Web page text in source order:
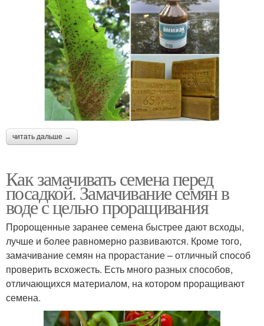
читать дальше →
Как замачивать семена перед
посадкой. Замачивание семян в
воде с целью проращивания
Пророщенные заранее семена быстрее дают всходы,
лучше и более равномерно развиваются. Кроме того,
замачивание семян на прорастание – отличный способ
проверить всхожесть. Есть много разных способов,
отличающихся материалом, на котором проращивают
семена.